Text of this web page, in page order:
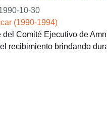
10-30
(1990-1994)
Comité Ejecutivo de
recibimiento brindando